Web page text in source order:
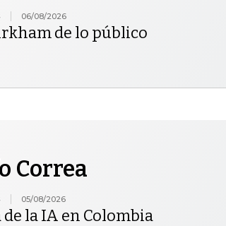
06/08/2026
de lo público
Correa
05/08/2026
la IA en Colombia